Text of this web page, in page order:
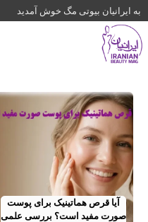
به ایرانیان بیوتی مگ خوش آمدید
آیا قرص هماتینیک برای پوست
صورت مفید است؟ بررسی علمی